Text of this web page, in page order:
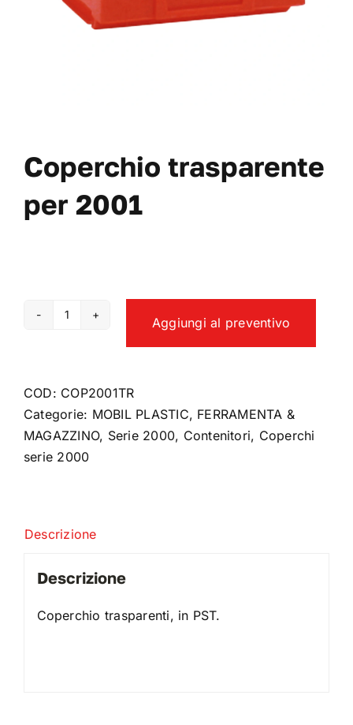
Coperchio trasparente
per 2001
Coperchio
trasparente
2001
quantità
Aggiungi al preventivo
COD: COP2001TR
Categorie: MOBIL PLASTIC, FERRAMENTA &
MAGAZZINO, Serie 2000, Contenitori, Coperchi
serie 2000
Descrizione
Descrizione
Coperchio trasparenti, in PST.